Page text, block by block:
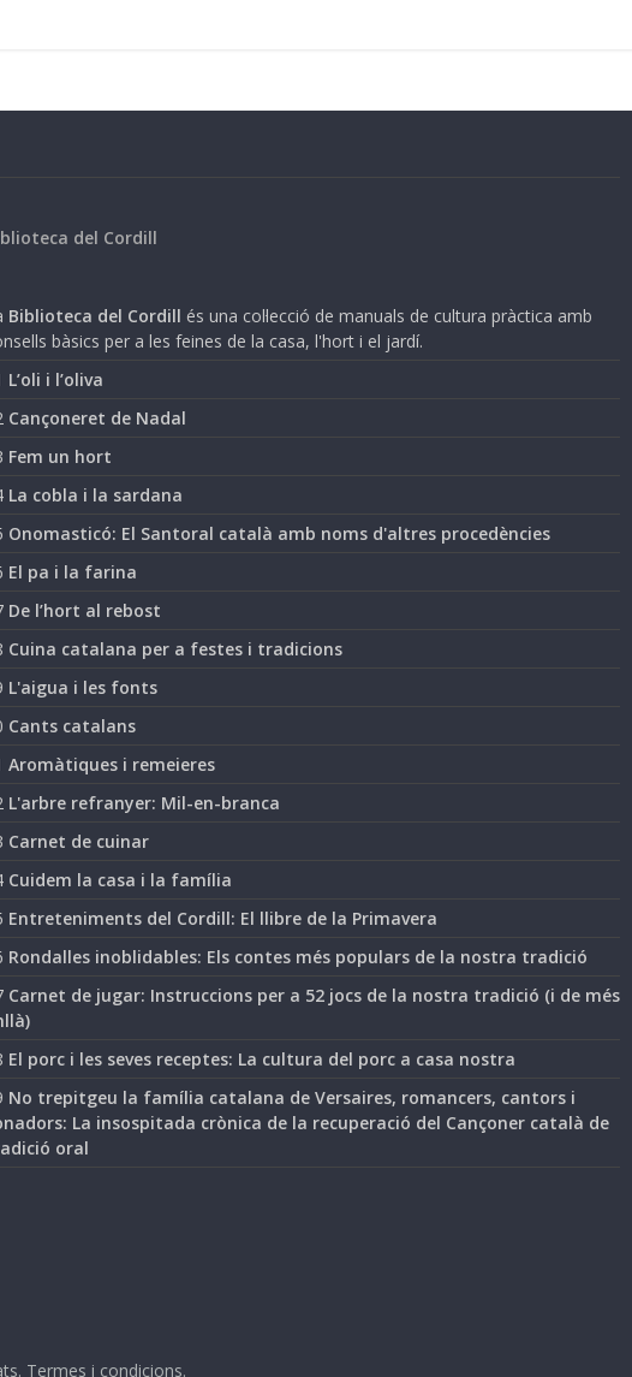
del Cordill
Biblioteca del Cordill és una col·lecció de manuals de cultura pràctica amb
bàsics per a les feines de la casa, l'hort i el jardí.
L’oli i l’oliva
Cançoneret de Nadal
Fem un hort
La cobla i la sardana
Onomasticó: El Santoral català amb noms d'altres procedències
El pa i la farina
De l’hort al rebost
Cuina catalana per a festes i tradicions
L'aigua i les fonts
Cants catalans
Aromàtiques i remeieres
L'arbre refranyer: Mil-en-branca
Carnet de cuinar
Cuidem la casa i la família
Entreteniments del Cordill: El llibre de la Primavera
Rondalles inoblidables: Els contes més populars de la nostra tradició
Carnet de jugar: Instruccions per a 52 jocs de la nostra tradició (i de més
El porc i les seves receptes: La cultura del porc a casa nostra
No trepitgeu la família catalana de Versaires, romancers, cantors i
La insospitada crònica de la recuperació del Cançoner català de
oral
Termes i condicions.